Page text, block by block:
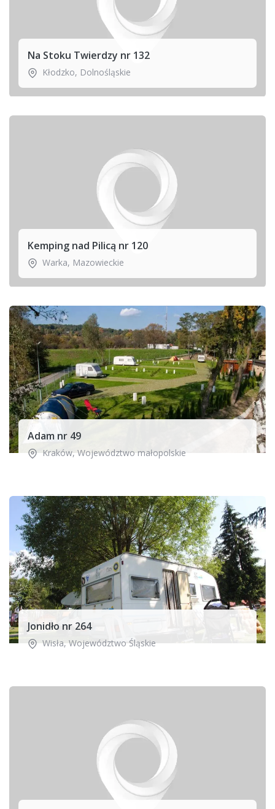
Na Stoku Twierdzy nr 132
Kłodzko, Dolnośląskie
Kemping nad Pilicą nr 120
Warka, Mazowieckie
Adam nr 49
Kraków,Województwo małopolskie
Jonidło nr 264
Wisła,Województwo Śląskie